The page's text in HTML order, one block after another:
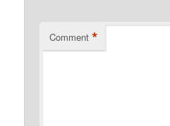
Comment *